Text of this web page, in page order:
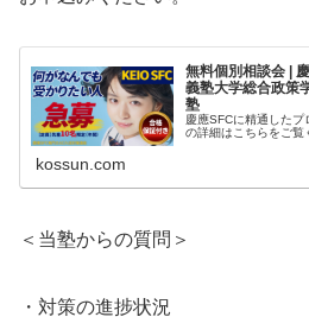
無料個別相談会 |
義塾大学総合政策
塾
慶應SFCに精通した
の詳細はこちらをご覧
kossun.com
＜当塾からの質問＞
・対策の進捗状況